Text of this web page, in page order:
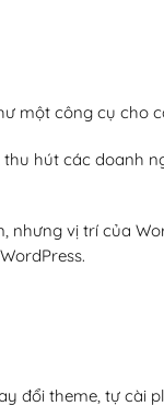
một công cụ cho
hút các doanh
nhưng vị trí của
đổi theme, tự cài